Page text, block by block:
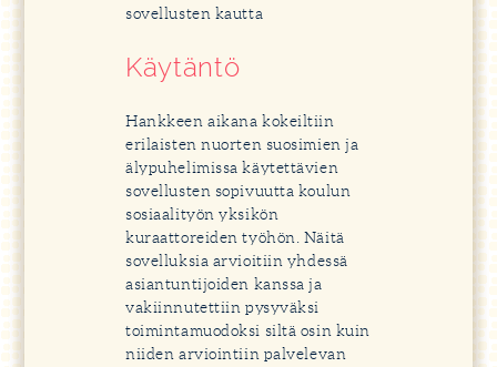
sovellusten kautta
Käytäntö
Hankkeen aikana kokeiltiin
erilaisten nuorten suosimien ja
älypuhelimissa käytettävien
sovellusten sopivuutta koulun
sosiaalityön yksikön
kuraattoreiden työhön. Näitä
sovelluksia arvioitiin yhdessä
asiantuntijoiden kanssa ja
vakiinnutettiin pysyväksi
toimintamuodoksi siltä osin kuin
niiden arviointiin palvelevan